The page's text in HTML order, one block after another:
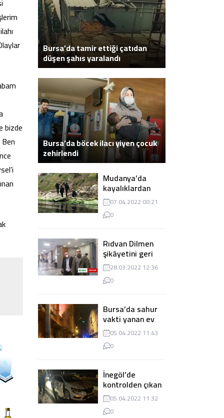
bizde
Bursa’da tamir ettiği çatıdan
düşen şahıs yaralandı
Bursa’da böcek ilacı yiyen çocuk
zehirlendi
Mudanya’da
kayalıklardan
atlayarak intihar
eden genç ölü
bulundu
07.04.2022 00:21
0
Rıdvan Dilmen
şikâyetini geri
çekti, dava
düşürüldü
28.03.2022 12:36
0
Bursa’da sahur
vakti yanan ev
panik
yaşanmasına
sebep oldu
05.04.2022 11:43
0
İnegöl’de
kontrolden çıkan
tır 2 otomobile
çarptı
05.04.2022 11:32
0